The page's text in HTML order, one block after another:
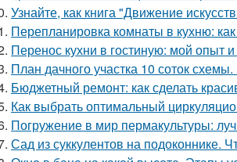
Узнайте, как книга "Движение
Перепланировка комнаты в кухню:
Перенос кухни в гостиную: мой опыт и
План дачного участка 10 соток
Бюджетный ремонт: как сделать
Как выбрать оптимальный
Погружение в мир пермакультуры:
Сад из суккулентов на подоконнике.